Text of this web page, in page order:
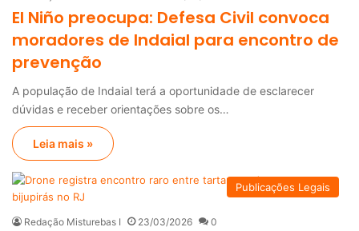
El Niño preocupa: Defesa Civil convoca
moradores de Indaial para encontro de
prevenção
A população de Indaial terá a oportunidade de esclarecer
dúvidas e receber orientações sobre os…
Leia mais »
Publicações Legais
Redação Misturebas I 23/03/2026 0